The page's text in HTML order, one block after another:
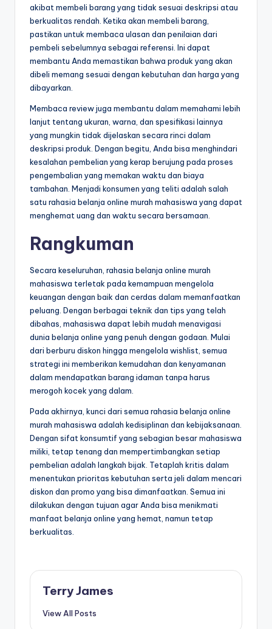
akibat membeli barang yang tidak sesuai deskripsi atau
berkualitas rendah. Ketika akan membeli barang,
pastikan untuk membaca ulasan dan penilaian dari
pembeli sebelumnya sebagai referensi. Ini dapat
membantu Anda memastikan bahwa produk yang akan
dibeli memang sesuai dengan kebutuhan dan harga yang
dibayarkan.
Membaca review juga membantu dalam memahami lebih
lanjut tentang ukuran, warna, dan spesifikasi lainnya
yang mungkin tidak dijelaskan secara rinci dalam
deskripsi produk. Dengan begitu, Anda bisa menghindari
kesalahan pembelian yang kerap berujung pada proses
pengembalian yang memakan waktu dan biaya
tambahan. Menjadi konsumen yang teliti adalah salah
satu rahasia belanja online murah mahasiswa yang dapat
menghemat uang dan waktu secara bersamaan.
Rangkuman
Secara keseluruhan, rahasia belanja online murah
mahasiswa terletak pada kemampuan mengelola
keuangan dengan baik dan cerdas dalam memanfaatkan
peluang. Dengan berbagai teknik dan tips yang telah
dibahas, mahasiswa dapat lebih mudah menavigasi
dunia belanja online yang penuh dengan godaan. Mulai
dari berburu diskon hingga mengelola wishlist, semua
strategi ini memberikan kemudahan dan kenyamanan
dalam mendapatkan barang idaman tanpa harus
merogoh kocek yang dalam.
Pada akhirnya, kunci dari semua rahasia belanja online
murah mahasiswa adalah kedisiplinan dan kebijaksanaan.
Dengan sifat konsumtif yang sebagian besar mahasiswa
miliki, tetap tenang dan mempertimbangkan setiap
pembelian adalah langkah bijak. Tetaplah kritis dalam
menentukan prioritas kebutuhan serta jeli dalam mencari
diskon dan promo yang bisa dimanfaatkan. Semua ini
dilakukan dengan tujuan agar Anda bisa menikmati
manfaat belanja online yang hemat, namun tetap
berkualitas.
Terry James
View All Posts